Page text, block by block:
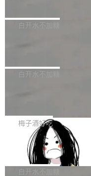
员工参与设立的专项资产
获配9...
一个回归问题，该问题导
题，该问题可能导致在旧
e 孵化器项目管理委员会
P）！这一里程碑不仅标志
白开水不加糖
长期停止内容更新，未能
提交的编辑请求也长期处
pedia 于去年底上线，定
容的百科平台，被马斯克
维基百科的替代方案。
热门页面还是低关注度页
白开水不加糖
是这样的：配
声明 LocaleResolver、注
erceptor…五六步之后才
本。 Solon 换了个方式。
梅子酒好吃
Apache Doris 4.1 全面
支持 UPDATE、
erg V3
Apache Doris 4.1 要补齐
半。在已有查询能力的基
白开水不加糖